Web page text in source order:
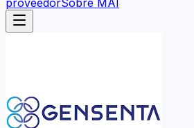
proveedorSobre MAI